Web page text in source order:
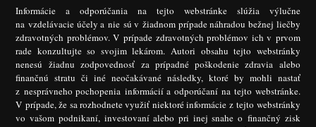
Informácie a odporúčania na tejto webstránke slúžia výlučne
na vzdelávacie účely a nie sú v žiadnom prípade náhradou bežnej liečby
zdravotných problémov. V prípade zdravotných problémov ich v prvom
rade konzultujte so svojim lekárom. Autori obsahu tejto webstránky
nenesú žiadnu zodpovednosť za prípadné poškodenie zdravia alebo
finančnú stratu či iné neočakávané následky, ktoré by mohli nastať
z nesprávneho pochopenia informácií a odporúčaní na tejto webstránke.
V prípade, že sa rozhodnete využiť niektoré informácie z tejto webstránky
vo vašom podnikaní, investovaní alebo pri inej snahe o finančný zisk